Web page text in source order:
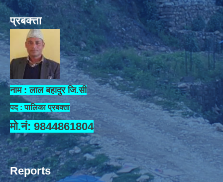
प्रबक्त्ता
नाम : लाल बहादुर जि.सी
पद : पालिका प्रबक्ता
मो.नं: 9844861804
Reports